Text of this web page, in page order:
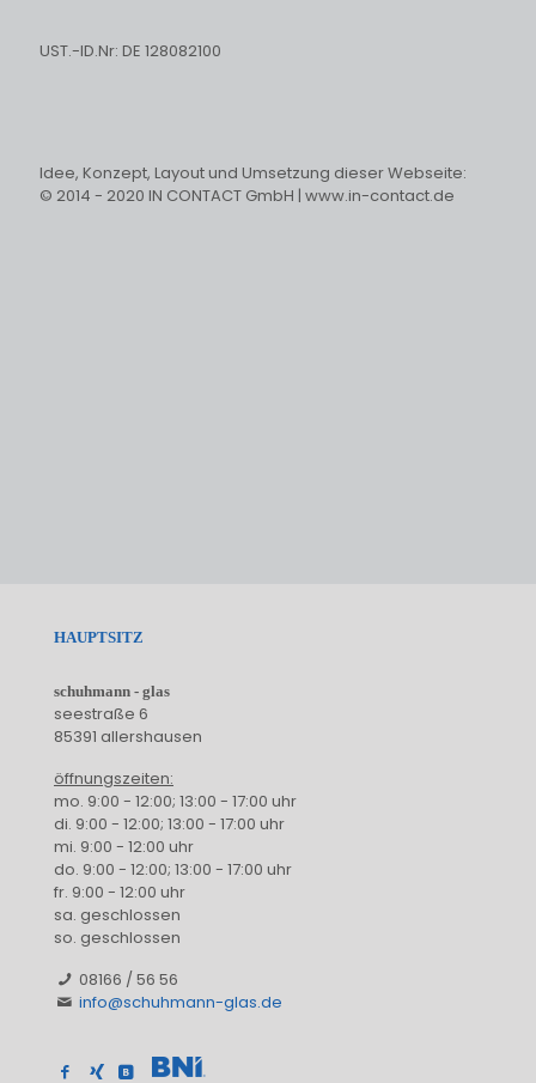
UST.-ID.Nr: DE 128082100
Idee, Konzept, Layout und Umsetzung dieser Webseite:
© 2014 - 2020 IN CONTACT GmbH | www.in-contact.de
HAUPTSITZ
schuhmann - glas
seestraße 6
85391 allershausen
öffnungszeiten:
mo. 9:00 - 12:00; 13:00 - 17:00 uhr
di. 9:00 - 12:00; 13:00 - 17:00 uhr
mi. 9:00 - 12:00 uhr
do. 9:00 - 12:00; 13:00 - 17:00 uhr
fr. 9:00 - 12:00 uhr
sa. geschlossen
so. geschlossen
08166 / 56 56
info@schuhmann-glas.de